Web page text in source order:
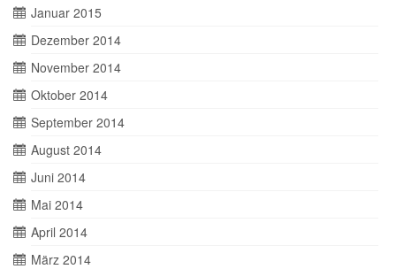
Januar 2015
Dezember 2014
November 2014
Oktober 2014
September 2014
August 2014
Juni 2014
Mai 2014
April 2014
März 2014